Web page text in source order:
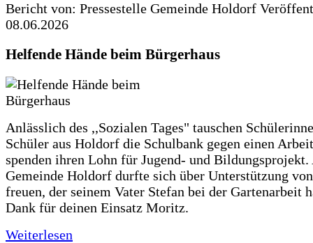
Bericht von: Pressestelle Gemeinde Holdorf
08.06.2026
Helfende Hände beim Bürgerhaus
Anlässlich des ,,Sozialen Tages" tauschen
Schüler aus Holdorf die Schulbank gegen einen
spenden ihren Lohn für Jugend- und Bildungsprojekt.
Gemeinde Holdorf durfte sich über Unterstützung
freuen, der seinem Vater Stefan bei der Gartenarbeit
Dank für deinen Einsatz Moritz.
Weiterlesen